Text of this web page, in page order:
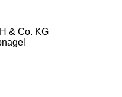
& Co. KG